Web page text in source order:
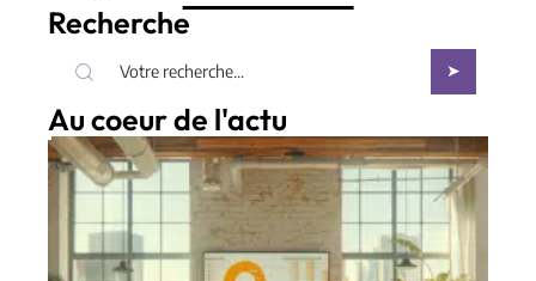
Recherche
Au coeur de l'actu